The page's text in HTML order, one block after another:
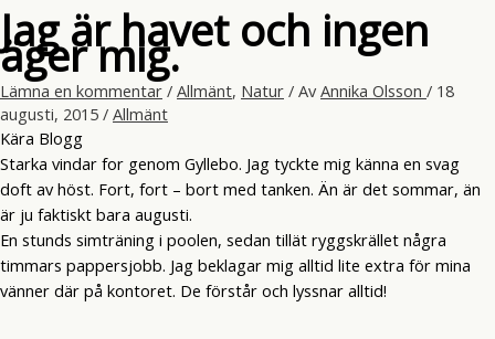
Jag är havet och ingen
äger mig.
Lämna en kommentar / Allmänt, Natur / Av Annika Olsson / 18
augusti, 2015 / Allmänt
Kära Blogg
Starka vindar for genom Gyllebo. Jag tyckte mig känna en svag
doft av höst. Fort, fort – bort med tanken. Än är det sommar, än
är ju faktiskt bara augusti.
En stunds simträning i poolen, sedan tillät ryggskrället några
timmars pappersjobb. Jag beklagar mig alltid lite extra för mina
vänner där på kontoret. De förstår och lyssnar alltid!